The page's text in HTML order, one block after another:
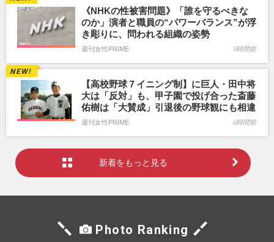
《NHKの性被害問題》「誰を守るべきな
のか」演者と職員の“パワーバランス”が浮
き彫りに、問われる組織の姿勢
週刊女性PRIME 5時間前
【高校野球７イニング制】に巨人・田中将
大は「反対」も、甲子園で投げ合った斎藤
佑樹は「大賛成」引退後の野球観にも相違
週刊女性PRIME 6時間前
新着をもっと見る
Photo Ranking